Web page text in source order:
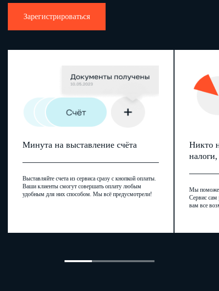
Зарегистрироваться
Минута на выставление счёта
Выставляйте счета из сервиса сразу с кнопкой оплаты.
Ваши клиенты смогут совершать оплату любым
удобным для них способом. Мы всё предусмотрели!
Никто
Мы
Сервис сам
вам все